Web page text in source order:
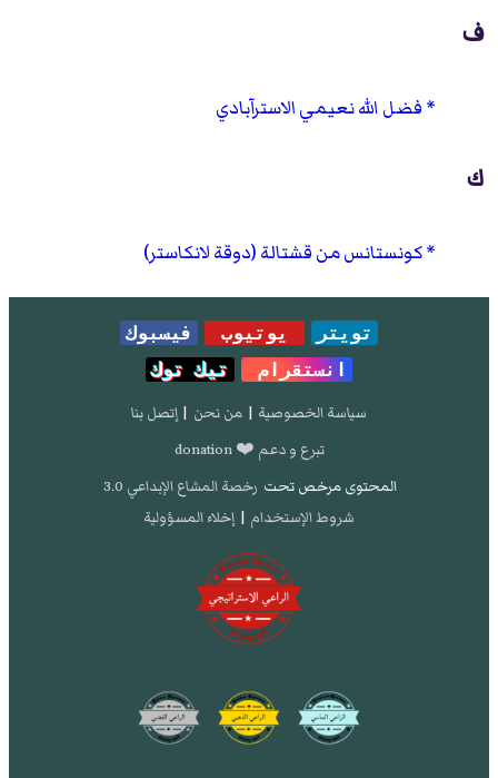
ف
فضل الله نعيمي الاسترآبادي
ك
كونستانس من قشتالة (دوقة لانكاستر)
تويتر يوتيوب
فيسبوك
انستقرام
تيك توك
سياسة الخصوصية | من نحن | إتصل بنا
تبرع و دعم ❤️ donation
المحتوى مرخص تحت رخصة المشاع الإبداعي 3.0
شروط الإستخدام | إخلاء المسؤولية